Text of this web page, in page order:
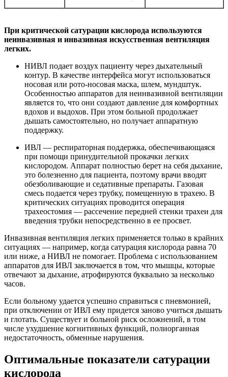
При критической сатурации кислорода используются
неинвазивная и инвазивная искусственная вентиляция
легких.
НИВЛ подает воздух пациенту через дыхательный
контур. В качестве интерфейса могут использоваться
носовая или рото-носовая маска, шлем, мундштук.
Особенностью аппаратов для неинвазивной вентиляции
является то, что они создают давление для комфортных
вдохов и выдохов. При этом больной продолжает
дышать самостоятельно, но получает аппаратную
поддержку.
ИВЛ — респираторная поддержка, обеспечивающаяся
при помощи принудительной прокачки легких
кислородом. Аппарат полностью берет на себя дыхание,
это болезненно для пациента, поэтому врачи вводят
обезболивающие и седативные препараты. Газовая
смесь подается через трубку, помещенную в трахею. В
критических ситуациях проводится операция
трахеостомия — рассечение передней стенки трахеи для
введения трубки непосредственно в ее просвет.
Инвазивная вентиляция легких применяется только в крайних
ситуациях — например, когда сатурация кислорода равна 70
или ниже, а НИВЛ не помогает. Проблема с использованием
аппаратов для ИВЛ заключается в том, что мышцы, которые
отвечают за дыхание, атрофируются буквально за несколько
часов.
Если больному удается успешно справиться с пневмонией,
при отключении от ИВЛ ему придется заново учиться дышать
и глотать. Существует и больной риск осложнений, в том
числе ухудшение когнитивных функций, полиорганная
недостаточность, обменные нарушения.
Оптимальные показатели сатурации
кислорода